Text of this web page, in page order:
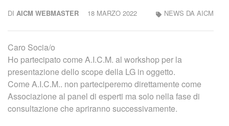
DI AICM WEBMASTER 18 MARZO 2022 NEWS DA AICM
Caro Socia/o
Ho partecipato come A.I.C.M. al workshop per la
presentazione dello scope della LG in oggetto.
Come A.I.C.M.. non parteciperemo direttamente come
Associazione al panel di esperti ma solo nella fase di
consultazione che apriranno successivamente.